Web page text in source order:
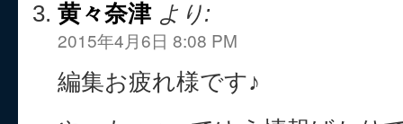
黄々奈津 より:
2015年4月6日 8:08 PM
編集お疲れ様です♪